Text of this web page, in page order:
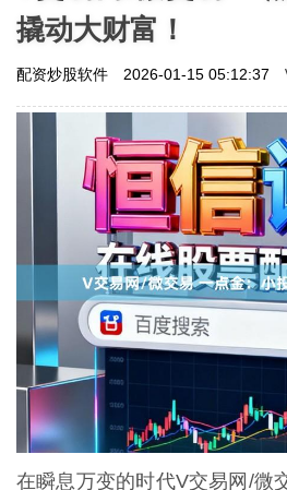
撬动大财富！
配资炒股软件 2026-01-15 05:12:37
在瞬息万变的时代V交易网/微